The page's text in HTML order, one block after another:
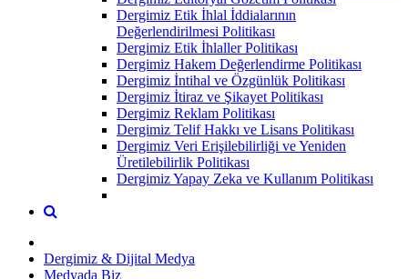
Dergimiz Etik İhlal İddialarının
Değerlendirilmesi Politikası
Dergimiz Etik İhlaller Politikası
Dergimiz Hakem Değerlendirme Politikası
Dergimiz İntihal ve Özgünlük Politikası
Dergimiz İtiraz ve Şikayet Politikası
Dergimiz Reklam Politikası
Dergimiz Telif Hakkı ve Lisans Politikası
Dergimiz Veri Erişilebilirliği ve Yeniden
Üretilebilirlik Politikası
Dergimiz Yapay Zeka ve Kullanım Politikası
Dergimiz & Dijital Medya
Medyada Biz